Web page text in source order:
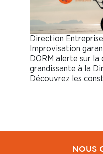
Direction
Improvisation
DORM alerte sur la
grandissante à la
Découvrez les
NOUS